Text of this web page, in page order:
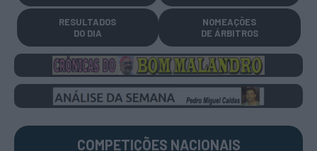
RESULTADOS
DO DIA
NOMEAÇÕES
DE ÁRBITROS
COMPETIÇÕES NACIONAIS